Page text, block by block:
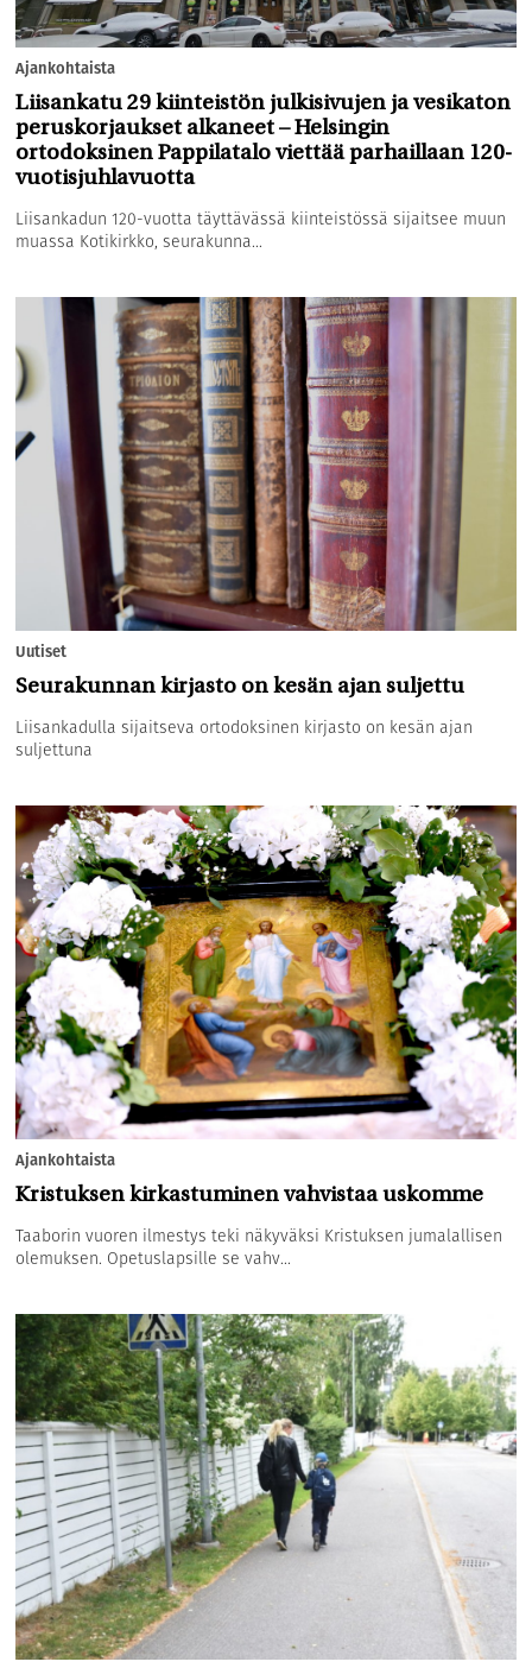
Ajankohtaista
Liisankatu 29 kiinteistön julkisivujen ja vesikaton
peruskorjaukset alkaneet – Helsingin
ortodoksinen Pappilatalo viettää parhaillaan 120-
vuotisjuhlavuotta
Liisankadun 120-vuotta täyttävässä kiinteistössä sijaitsee muun
muassa Kotikirkko, seurakunna...
Uutiset
Seurakunnan kirjasto on kesän ajan suljettu
Liisankadulla sijaitseva ortodoksinen kirjasto on kesän ajan
suljettuna
Ajankohtaista
Kristuksen kirkastuminen vahvistaa uskomme
Taaborin vuoren ilmestys teki näkyväksi Kristuksen jumalallisen
olemuksen. Opetuslapsille se vahv...